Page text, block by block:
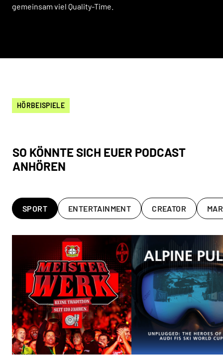
gemeinsam viel Quality-Time.
HÖRBEISPIELE
SO KÖNNTE SICH EUER PODCAST
ANHÖREN
SPORT ENTERTAINMENT CREATOR